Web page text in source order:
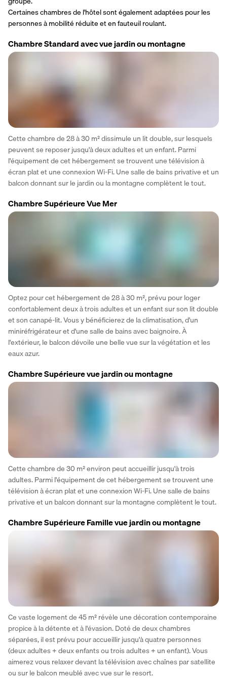
Certaines chambres de l'hôtel sont également adaptées pour les
personnes à mobilité réduite et en fauteuil roulant.
Chambre Standard avec vue jardin ou montagne
Cette chambre de 28 à 30 m² dissimule un lit double, sur lesquels
peuvent se reposer jusqu'à deux adultes et un enfant. Parmi
l'équipement de cet hébergement se trouvent une télévision à
écran plat et une connexion Wi-Fi. Une salle de bains privative et un
balcon donnant sur le jardin ou la montagne complètent le tout.
Chambre Supérieure Vue Mer
Optez pour cet hébergement de 28 à 30 m², prévu pour loger
confortablement deux à trois adultes et un enfant sur son lit double
et son canapé-lit. Vous y bénéficierez de la climatisation, d'un
miniréfrigérateur et d'une salle de bains avec baignoire. À
l'extérieur, le balcon dévoile une belle vue sur la végétation et les
eaux azur.
Chambre Supérieure vue jardin ou montagne
Cette chambre de 30 m² environ peut accueillir jusqu'à trois
adultes. Parmi l'équipement de cet hébergement se trouvent une
télévision à écran plat et une connexion Wi-Fi. Une salle de bains
privative et un balcon donnant sur la montagne complètent le tout.
Chambre Supérieure Famille vue jardin ou montagne
Ce vaste logement de 45 m² révèle une décoration contemporaine
propice à la détente et à l'évasion. Doté de deux chambres
séparées, il est prévu pour accueillir jusqu'à quatre personnes
(deux adultes + deux enfants ou trois adultes + un enfant). Vous
aimerez vous relaxer devant la télévision avec chaînes par satellite
ou sur le balcon meublé avec vue sur le resort.